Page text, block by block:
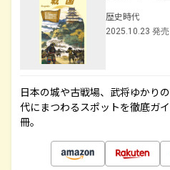
歴史時代
2025.10.23 発売
日本の城や古戦場、武将ゆかり
代にまつわるスポットを徹底ガ
冊。